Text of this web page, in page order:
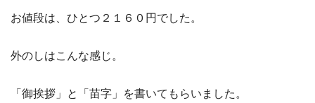
お値段は、ひとつ２１６０円でした。
外のしはこんな感じ。
「御挨拶」と「苗字」を書いてもらいました。